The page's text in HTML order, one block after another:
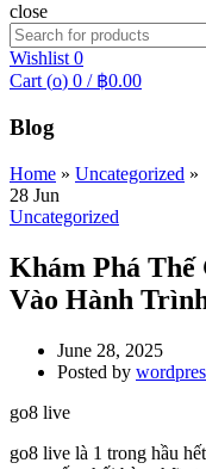
close
Search
for:
Wishlist 0
Cart (o) 0 / ฿0.00
Blog
Home » Uncategorized »
28 Jun
Uncategorized
Khám Phá Thế
Vào Hành
June 28, 2025
Posted by
go8 live
go8 live là 1 trong hầu